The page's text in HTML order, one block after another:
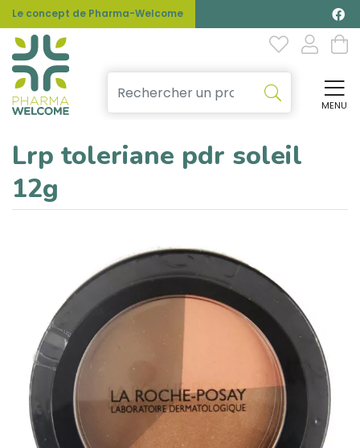
Le concept de Pharma-Welcome
MENU
Lrp toleriane pdr soleil
12g